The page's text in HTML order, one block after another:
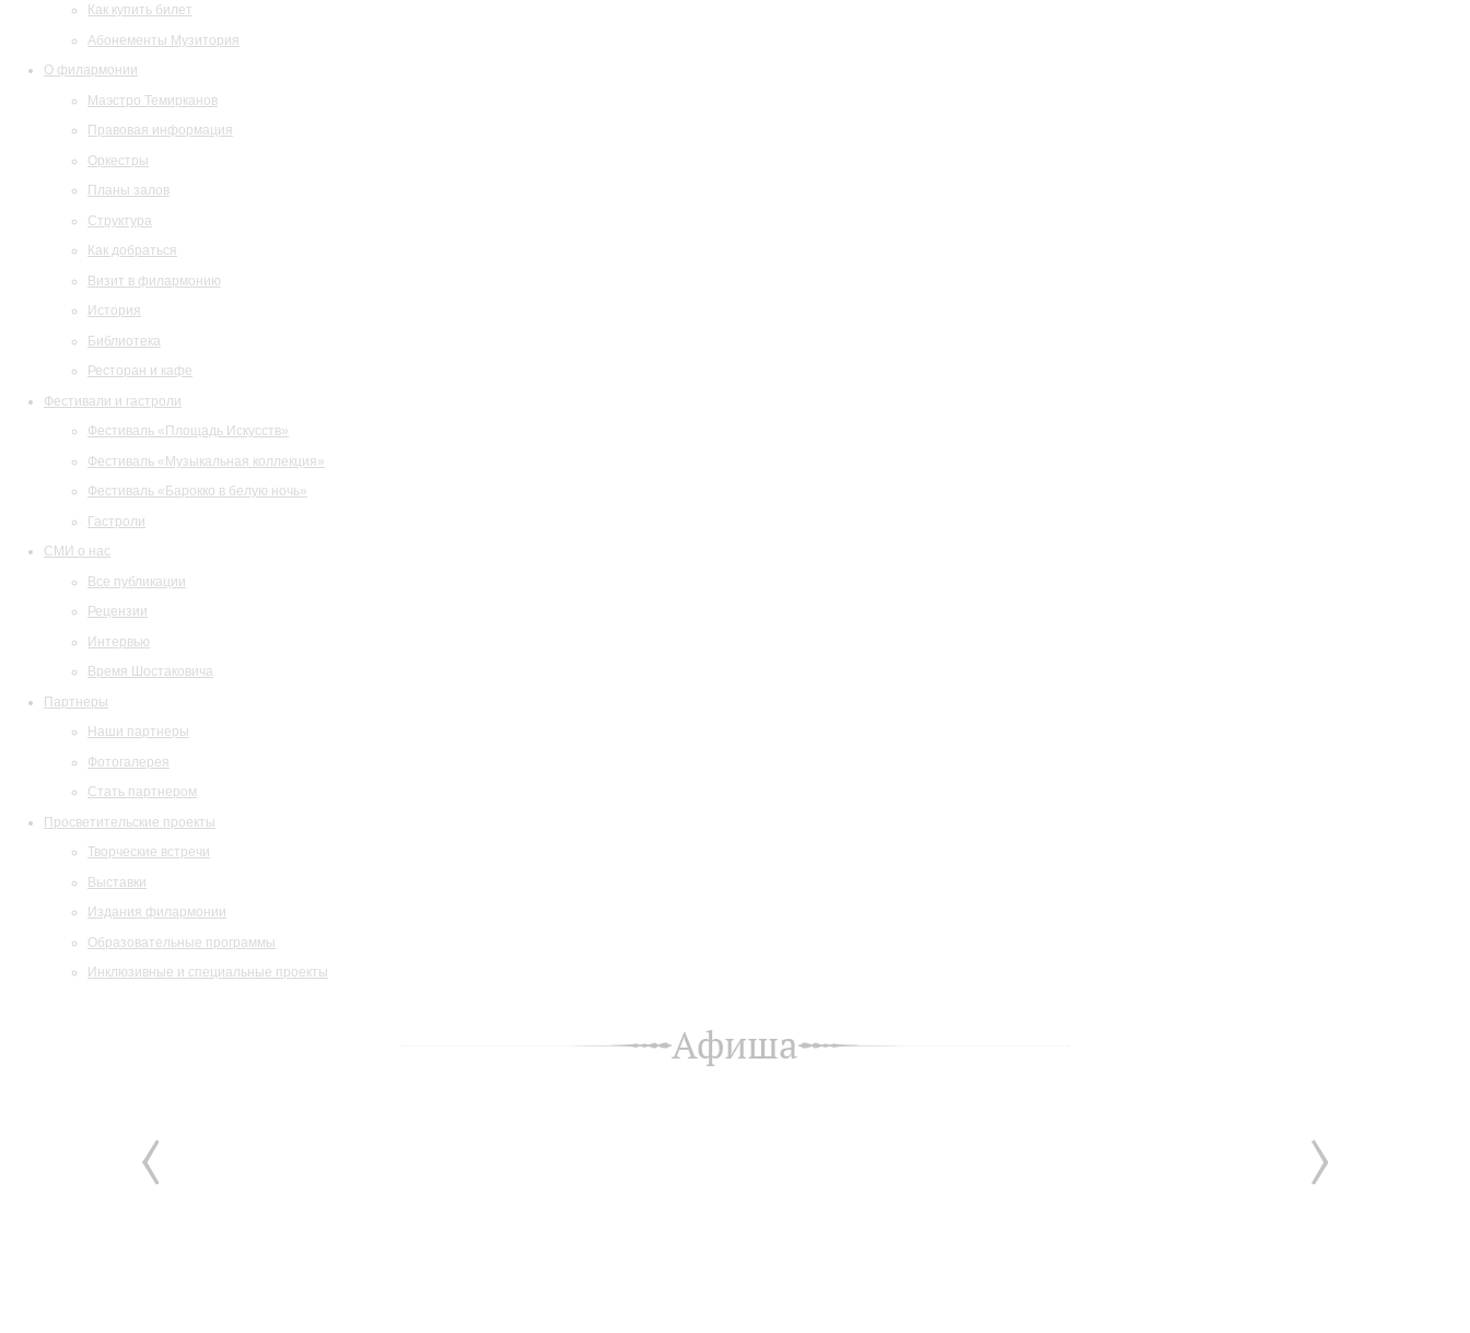
Как купить билет
Абонементы Музитория
О филармонии
Маэстро Темирканов
Правовая информация
Оркестры
Планы залов
Структура
Как добраться
Визит в филармонию
История
Библиотека
Ресторан и кафе
Фестивали и гастроли
Фестиваль «Площадь Искусств»
Фестиваль «Музыкальная коллекция»
Фестиваль «Барокко в белую ночь»
Гастроли
СМИ о нас
Все публикации
Рецензии
Интервью
Время Шостаковича
Партнеры
Наши партнеры
Фотогалерея
Стать партнером
Просветительские проекты
Творческие встречи
Выставки
Издания филармонии
Образовательные программы
Инклюзивные и специальные проекты
Афиша